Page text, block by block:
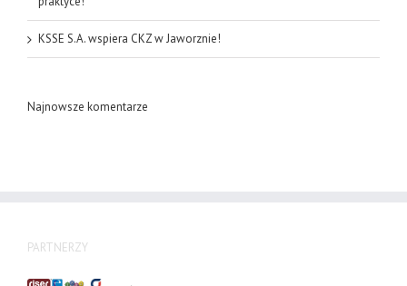
KSSE S.A. wspiera CKZ w Jaworznie!
Najnowsze komentarze
PARTNERZY